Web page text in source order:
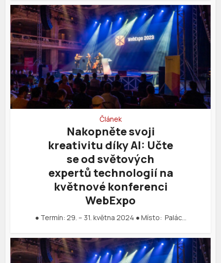
Článek
Nakopněte svoji
kreativitu díky AI: Učte
se od světových
expertů technologií na
květnové konferenci
WebExpo
● Termín: 29. – 31. května 2024 ● Místo: Palác…